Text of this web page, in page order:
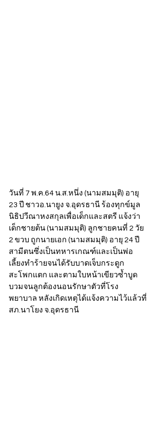
วันที่ 7 พ.ค.64 น.ส.หนึ่ง (นามสมมุติ) อายุ
23 ปี ชาวอ.นายูง จ.อุดรธานี ร้องทุกข์มูล
นิธิปวีณาหงสกุลเพื่อเด็กและสตรี แจ้งว่า
เด็กชายต้น (นามสมมุติ) ลูกชายคนที่ 2 วัย
2 ขวบ ถูกนายเอก (นามสมมุติ) อายุ 24 ปี
สามีตนซึ่งเป็นทหารเกณฑ์และเป็นพ่อ
เลี้ยงทำร้ายจนได้รับบาดเจ็บกระดูก
สะโพกแตก และตามใบหน้าเขียวซ้ำบูด
บวมจนลูกต้องนอนรักษาตัวที่โรง
พยาบาล หลังเกิดเหตุได้แจ้งความไว้แล้วที่
สภ.นาโยง จ.อุดรธานี